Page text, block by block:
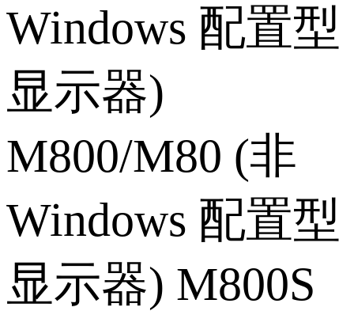
Windows 配置型
显示器)
M800/M80 (非
Windows 配置型
显示器) M800S